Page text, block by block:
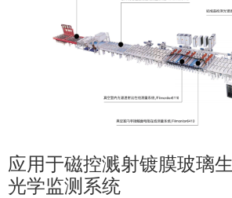
应用于磁控溅射镀膜玻璃
光学监测系统